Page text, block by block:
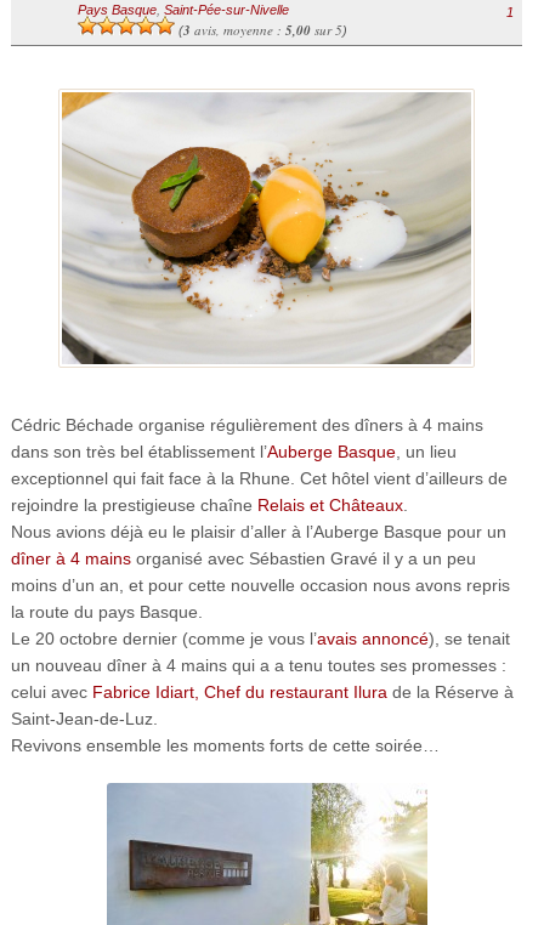
Pays Basque, Saint-Pée-sur-Nivelle
(3 avis, moyenne : 5,00sur 5)
1
Cédric Béchade organise régulièrement des dîners à 4 mains
dans son très bel établissement l’Auberge Basque, un lieu
exceptionnel qui fait face à la Rhune. Cet hôtel vient d’ailleurs de
rejoindre la prestigieuse chaîne Relais et Châteaux.
Nous avions déjà eu le plaisir d’aller à l’Auberge Basque pour un
dîner à 4 mainsorganisé avec Sébastien Gravé il y a un peu
moins d’un an, et pour cette nouvelle occasion nous avons repris
la route du pays Basque.
Le 20 octobre dernier (comme je vous l’avais annoncé), se tenait
un nouveau dîner à 4 mains qui a a tenu toutes ses promesses :
celui avec Fabrice Idiart, Chef du restaurant Ilurade la Réserve à
Saint-Jean-de-Luz.
Revivons ensemble les moments forts de cette soirée…